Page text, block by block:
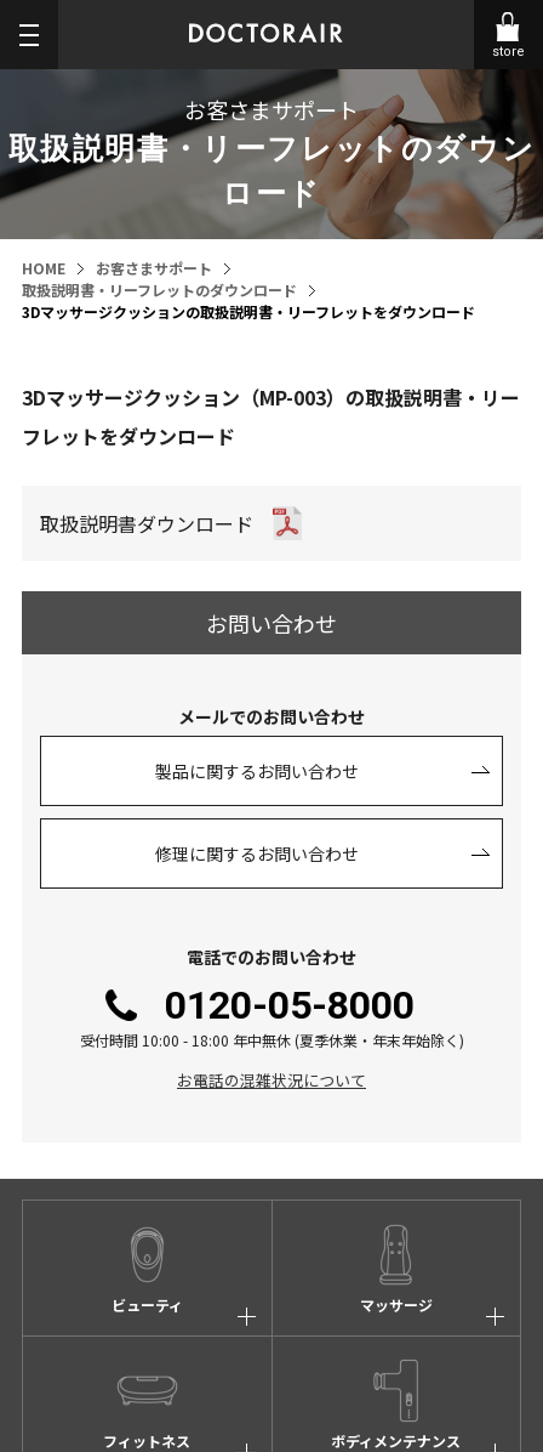
store
お客さまサポート
取扱説明書・リーフレットのダウン
ロード
HOME
お客さまサポート
取扱説明書・リーフレットのダウンロード
3Dマッサージクッションの取扱説明書・リーフレットをダウンロード
3Dマッサージクッション（MP-003）の取扱説明書・リー
フレットをダウンロード
取扱説明書ダウンロード
お問い合わせ
メールでのお問い合わせ
製品に関するお問い合わせ
修理に関するお問い合わせ
電話でのお問い合わせ
0120-05-8000
受付時間 10:00 - 18:00 年中無休 (夏季休業・年末年始除く)
お電話の混雑状況について
ビューティ マッサージ
フィットネス ボディメンテナンス